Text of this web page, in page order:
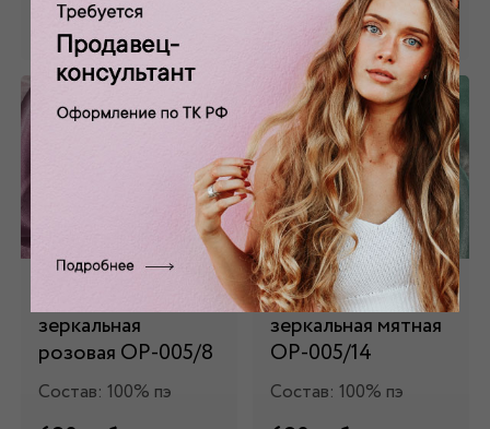
Забронировать Забронировать
зеркальная
розовая ОР-005/8
Состав: 100% пэ
Органза
зеркальная мятная
ОР-005/14
Состав: 100% пэ